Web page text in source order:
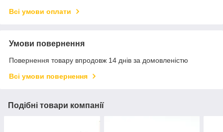
Всі умови оплати
Умови повернення
Повернення товару впродовж 14 днів за домовленістю
Всі умови повернення
Подібні товари компанії